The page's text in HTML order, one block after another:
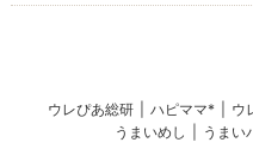
ウレぴあ総研 ハピママ* ウ
うまいめし
うまい